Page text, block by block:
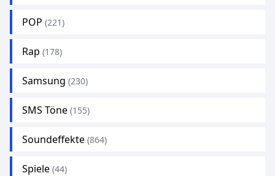
POP (221)
Rap (178)
Samsung (230)
SMS Töne (155)
Soundeffekte (864)
Spiele (44)